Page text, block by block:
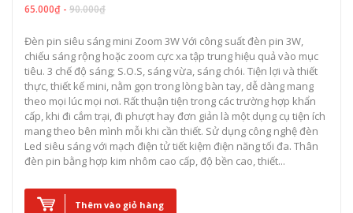
65.000₫ - 90.000₫
Đèn pin siêu sáng mini Zoom 3W Với công suất đèn pin 3W,
chiếu sáng rộng hoặc zoom cực xa tập trung hiệu quả vào mục
tiêu. 3 chế độ sáng; S.O.S, sáng vừa, sáng chói. Tiện lợi và thiết
thực, thiết kế mini, nằm gọn trong lòng bàn tay, dễ dàng mang
theo mọi lúc mọi nơi. Rất thuận tiện trong các trường hợp khẩn
cấp, khi đi cắm trại, đi phượt hay đơn giản là một dụng cụ tiện ích
mang theo bên mình mỗi khi cần thiết. Sử dụng công nghệ đèn
Led siêu sáng với mạch điện tử tiết kiệm điện năng tối đa. Thân
đèn pin bằng hợp kim nhôm cao cấp, độ bền cao, thiết...
Thêm vào giỏ hàng